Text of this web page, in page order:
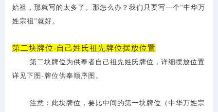
始祖，那就写的太多了。那怎么办？我们只要写一个“中华万
姓宗祖”就好。
第二块牌位-自己姓氏祖先牌位摆放位置
第二块牌位为供奉者自己祖先姓氏牌位，详细摆放位置
详见下图 -牌位供奉顺序图。
注意：此块牌位，要比中间的第一块牌位（中华万姓宗